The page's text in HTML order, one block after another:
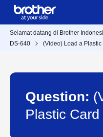
Selamat datang di Brother
DS-640
(Video) Load a Plastic
Question:
Plastic